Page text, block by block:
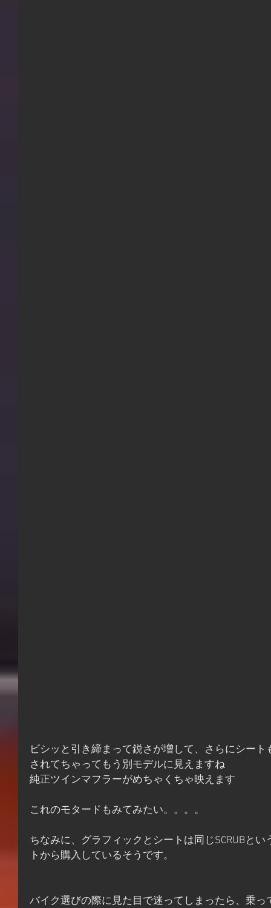
ビシッと引き締まって鋭さが増して、さらにシー
されてちゃってもう別モデルに見えますね
純正ツインマフラーがめちゃくちゃ映えます
これのモタードもみてみたい。。。。
ちなみに、グラフィックとシートは同じSCRUBと
トから購入しているそうです。
バイク選びの際に見た目で迷ってしまったら、乗